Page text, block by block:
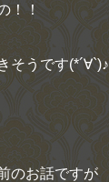
！！
そうです(*´∀`)♪
のお話ですが